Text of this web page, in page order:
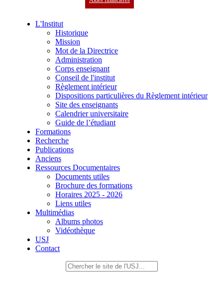
L'Institut
Historique
Mission
Mot de la Directrice
Administration
Corps enseignant
Conseil de l'institut
Règlement intérieur
Dispositions particulières du Règlement intérieur
Site des enseignants
Calendrier universitaire
Guide de l’étudiant
Formations
Recherche
Publications
Anciens
Ressources Documentaires
Documents utiles
Brochure des formations
Horaires 2025 - 2026
Liens utiles
Multimédias
Albums photos
Vidéothèque
USJ
Contact